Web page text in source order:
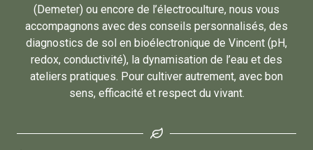
(Demeter) ou encore de l’électroculture, nous vous
accompagnons avec des conseils personnalisés, des
diagnostics de sol en bioélectronique de Vincent (pH,
redox, conductivité), la dynamisation de l’eau et des
ateliers pratiques. Pour cultiver autrement, avec bon
sens, efficacité et respect du vivant.